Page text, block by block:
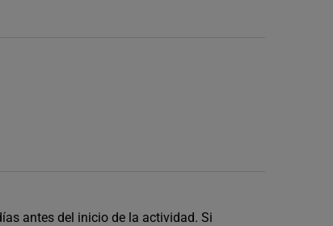
antes del inicio de la actividad. Si